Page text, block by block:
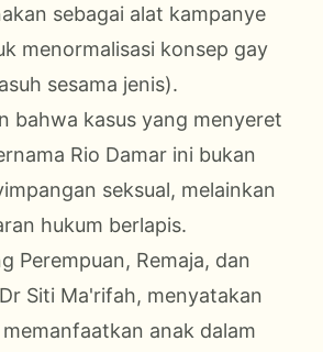
sebagai alat kampanye
menormalisasi konsep gay
sesama jenis).
bahwa kasus yang menyeret
Rio Damar ini bukan
seksual, melainkan
hukum berlapis.
Perempuan, Remaja, dan
Siti Ma'rifah, menyatakan
anak dalam